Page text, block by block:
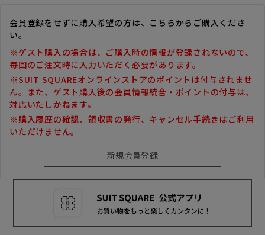
会員登録をせずに購入希望の方は、こちらからご購入くださ
い。
※ゲスト購入の場合は、ご購入時の情報が登録されないので、
毎回のご注文時に入力いただく必要があります。
※SUIT SQUAREオンラインストアのポイントは付与されませ
ん。また、ゲスト購入後の会員情報統合・ポイントの付与は、
対応いたしかねます。
※購入履歴の確認、領収書の発行、キャンセル手続きはご利用
いただけません。